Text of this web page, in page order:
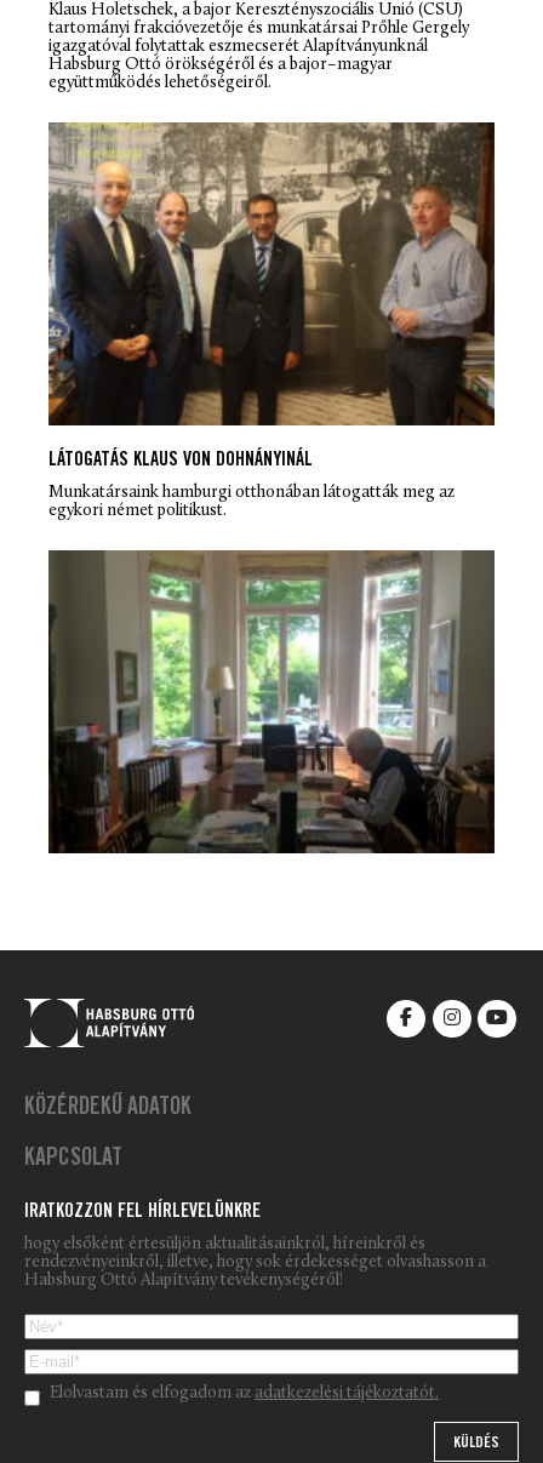
Klaus Holetschek, a bajor Keresztényszociális Unió (CSU)
tartományi frakcióvezetője és munkatársai Prőhle Gergely
igazgatóval folytattak eszmecserét Alapítványunknál
Habsburg Ottó örökségéről és a bajor–magyar
együttműködés lehetőségeiről.
LÁTOGATÁS KLAUS VON DOHNÁNYINÁL
Munkatársaink hamburgi otthonában látogatták meg az
egykori német politikust.
KÖZÉRDEKŰ ADATOK
KAPCSOLAT
IRATKOZZON FEL HÍRLEVELÜNKRE
hogy elsőként értesüljön aktualitásainkról, híreinkről és
rendezvényeinkről, illetve, hogy sok érdekességet olvashasson a
Habsburg Ottó Alapítvány tevékenységéről!
Please leave this field empty.
Elolvastam és elfogadom az adatkezelési tájékoztatót.